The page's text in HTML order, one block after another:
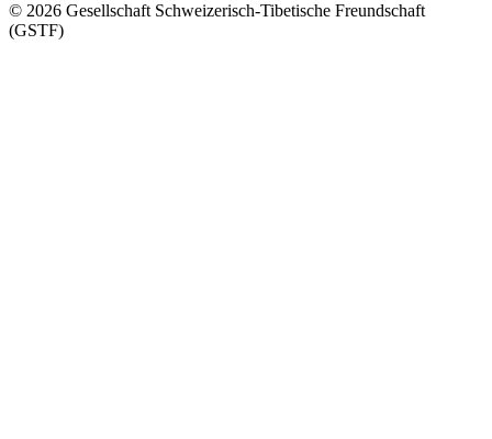
© 2026 Gesellschaft Schweizerisch-Tibetische Freundschaft
(GSTF)